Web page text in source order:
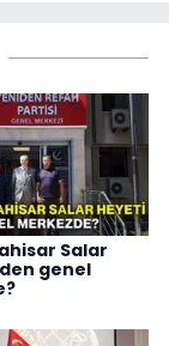
Salar
genel